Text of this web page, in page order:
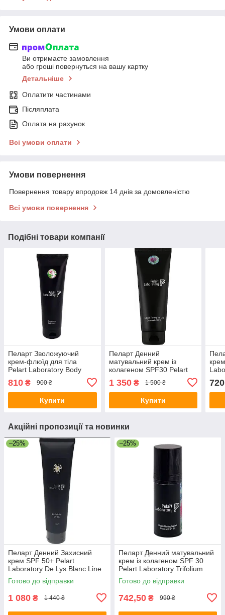
Умови оплати
Ви отримаєте замовлення
або гроші повернуться на вашу картку
Детальніше
Оплатити частинами
Післяплата
Оплата на рахунок
Всі умови оплати
Умови повернення
Повернення товару впродовж 14 днів за домовленістю
Всі умови повернення
Подібні товари компанії
Пеларт Зволожуючий
крем-флюїд для тіла
Pelart Laboratory Body
Cream, 250 мл
810 ₴ 900 ₴
Купити
Пеларт Денний
матувальний крем із
колагеном SPF30 Pelart
Pretense Line Collagen
Matting Day Cream Spf30
1 350₴ 1 500 ₴
Купити
Day
720
Акційні пропозиції та новинки
–25%
Пеларт Денний Захисний
крем SPF 50+ Pelart
Laboratory De Lys Blanc Line
UV PROTECTOR SPF 50+,
100 мл
Готово до відправки
1 080 ₴ 1 440 ₴
–25%
Пеларт Денний матувальний
крем із колагеном SPF 30
Pelart Laboratory Trifolium
Pretense Line Collagen
Matting Day Cream Spf 30
Готово до відправки
742,50 ₴ 990 ₴